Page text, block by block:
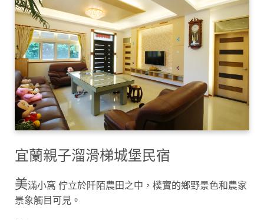
宜蘭親子溜滑梯城堡民宿
美滿小窩 佇立於阡陌農田之中，樸實的鄉野景色和農家
景象觸目可見。